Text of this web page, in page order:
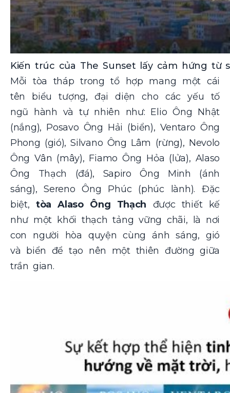
Kiến trúc của The Sunset lấy cảm hứng từ
Mỗi tòa tháp trong tổ hợp mang một cái
tên biểu tượng, đại diện cho các yếu tố
ngũ hành và tự nhiên như: Elio Ông Nhật
(nắng), Posavo Ông Hải (biển), Ventaro Ông
Phong (gió), Silvano Ông Lâm (rừng), Nevolo
Ông Vân (mây), Fiamo Ông Hỏa (lửa), Alaso
Ông Thạch (đá), Sapiro Ông Minh (ánh
sáng), Sereno Ông Phúc (phúc lành). Đặc
biệt, tòa Alaso Ông Thạch được thiết kế
như một khối thạch tảng vững chãi, là nơi
con người hòa quyện cùng ánh sáng, gió
và biển để tạo nên một thiên đường giữa
trần gian.